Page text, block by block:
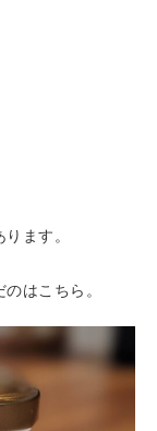
ます。
はこちら。